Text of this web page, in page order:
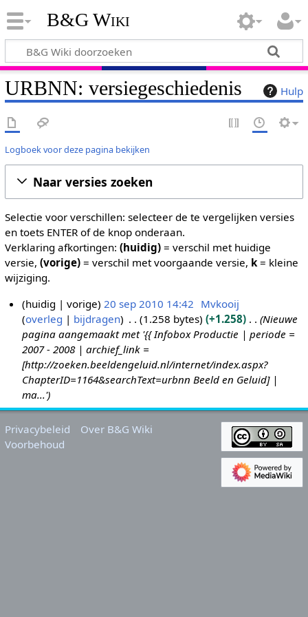
B&G Wiki
Hulp
URBNN: versiegeschiedenis
Logboek voor deze pagina bekijken
Naar versies zoeken
Selectie voor verschillen: selecteer de te vergelijken versies
en toets ENTER of de knop onderaan.
Verklaring afkortingen: (huidig)= verschil met huidige
versie, (vorige)= verschil met voorgaande versie, k= kleine
wijziging.
0
1
0
huidig vorige 20 sep 2010 14:42 Mvkooij
overleg
bijdragen 1.258 bytes +1.258
Nieuwe
pagina aangemaakt met '{{ Infobox Productie | periode =
2007 - 2008 | archief_link =
[http://zoeken.beeldengeluid.nl/internet/index.aspx?
ChapterID=1164&searchText=urbnn Beeld en Geluid] |
ma...'
Privacybeleid
Over B&G Wiki
Voorbehoud